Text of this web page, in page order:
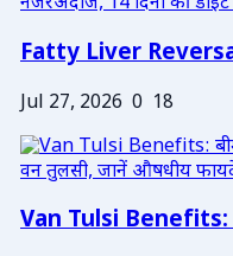
Fatty Liver
Jul 27, 2026 0 18
Van Tulsi Benefits: